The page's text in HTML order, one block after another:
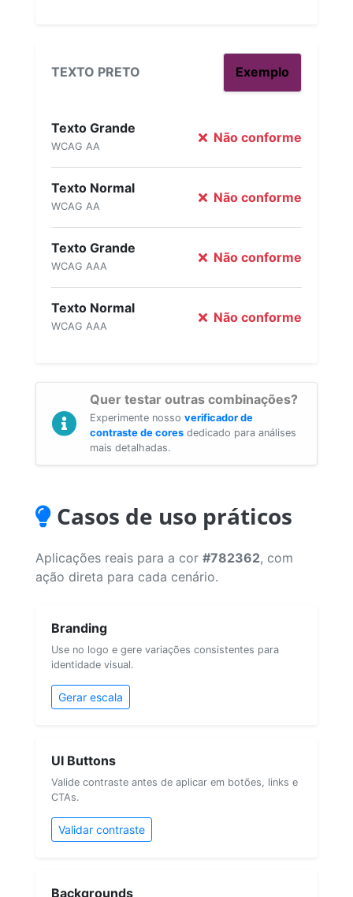
TEXTO PRETO Exemplo
Texto Grande
WCAG AA
Não conforme
Texto Normal
WCAG AA
Não conforme
Texto Grande
WCAG AAA
Não conforme
Texto Normal
WCAG AAA
Não conforme
Quer testar outras combinações?
Experimente nosso verificador de
contraste de cores dedicado para análises
mais detalhadas.
Casos de uso práticos
Aplicações reais para a cor #782362, com
ação direta para cada cenário.
Branding
Use no logo e gere variações consistentes para
identidade visual.
Gerar escala
UI Buttons
Valide contraste antes de aplicar em botões, links e
CTAs.
Validar contraste
Backgrounds